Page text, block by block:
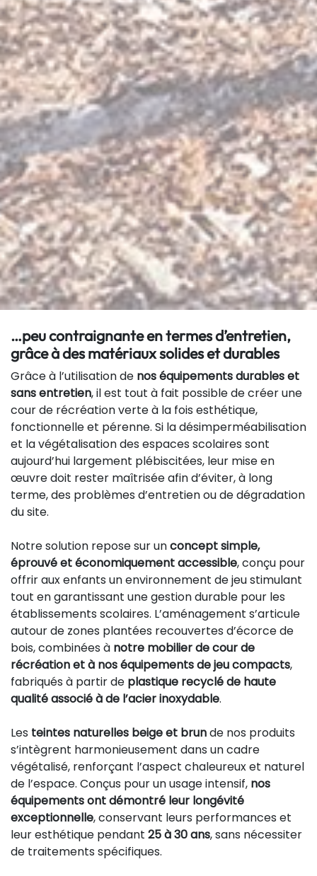
…peu contraignante en termes d’entretien,
grâce à des matériaux solides et durables
Grâce à l’utilisation de nos équipements durables et
sans entretien, il est tout à fait possible de créer une
cour de récréation verte à la fois esthétique,
fonctionnelle et pérenne. Si la désimperméabilisation
et la végétalisation des espaces scolaires sont
aujourd’hui largement plébiscitées, leur mise en
œuvre doit rester maîtrisée afin d’éviter, à long
terme, des problèmes d’entretien ou de dégradation
du site.
Notre solution repose sur unconcept simple,
éprouvé et économiquement accessible, conçu pour
offrir aux enfants un environnement de jeu stimulant
tout en garantissant une gestion durable pour les
établissements scolaires. L’aménagement s’articule
autour de zones plantées recouvertes d’écorce de
bois, combinées à notre mobilier de cour de
récréation et à nos équipements de jeu compacts,
fabriqués à partir de plastique recyclé de haute
qualité associé à de l’acier inoxydable.
Les teintes naturelles beige et brunde nos produits
s’intègrent harmonieusement dans un cadre
végétalisé, renforçant l’aspect chaleureux et naturel
de l’espace. Conçus pour un usage intensif, nos
équipements ont démontré leur longévité
exceptionnelle, conservant leurs performances et
leur esthétique pendant 25 à 30 ans, sans nécessiter
de traitements spécifiques.